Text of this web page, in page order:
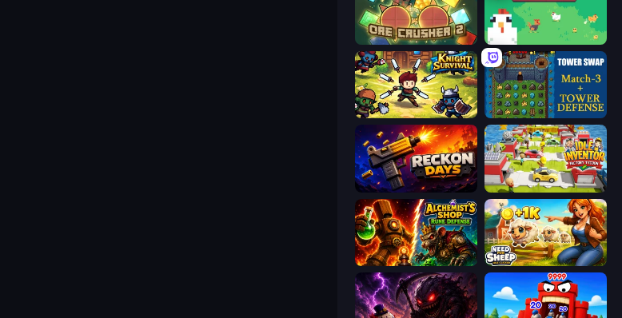
OreCrusher 2 The MachinEGG
Knight Survival Tower Swap
Reckon Days Idle Inventor
Alchemist's Shop: Rune Defense Need for Sheep: Idle Clicker